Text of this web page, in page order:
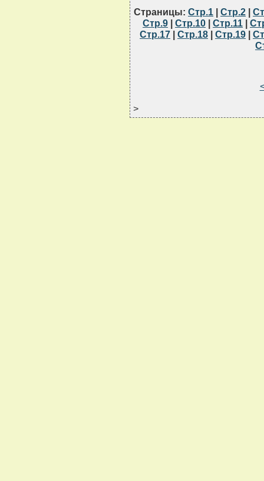
Страницы: Стр.1 | Стр.2 |
Стр.9 | Стр.10 | Стр.11 |
Стр.17 | Стр.18 | Стр.19 |
>